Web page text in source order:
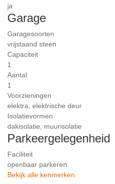
ja
Garage
Garagesoorten
vrijstaand steen
Capaciteit
1
Aantal
1
Voorzieningen
elektra, elektrische deur
Isolatievormen
dakisolatie, muurisolatie
Parkeergelegenheid
Faciliteit
openbaar parkeren
Bekijk alle kenmerken